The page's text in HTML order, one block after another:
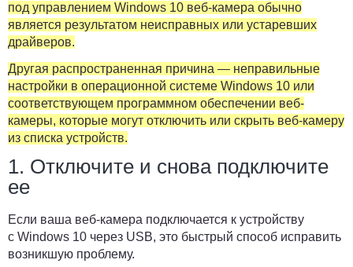
под управлением Windows 10 веб-камера обычно
является результатом неисправных или устаревших
драйверов.
Другая распространенная причина — неправильные
настройки в операционной системе Windows 10 или
соответствующем программном обеспечении веб-
камеры, которые могут отключить или скрыть веб-камеру
из списка устройств.
1. Отключите и снова подключите
ее
Если ваша веб-камера подключается к устройству
с Windows 10 через USB, это быстрый способ исправить
возникшую проблему.